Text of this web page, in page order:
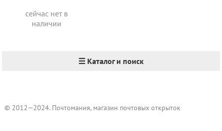
сейчас нет в
наличии
☰ Каталог и поиск
© 2012—2024. Почтомания, магазин почтовых открыток